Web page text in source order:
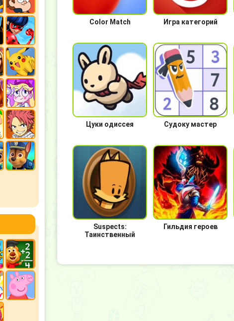
Color Match Игра категорий
Цуки одиссея Судоку мастер
Suspects:
Таинственный
Гильдия героев